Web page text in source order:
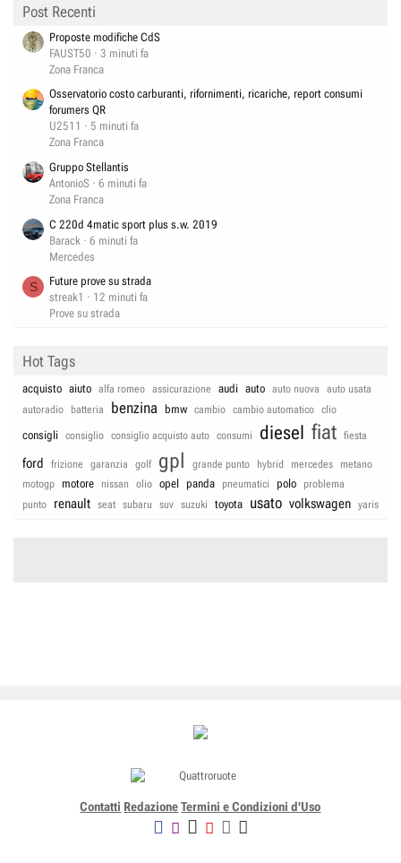
Post Recenti
Proposte modifiche CdS
FAUST50
3 minuti fa
Zona Franca
Osservatorio costo carburanti, rifornimenti, ricariche, report consumi
forumers QR
U2511
5 minuti fa
Zona Franca
Gruppo Stellantis
AntonioS
6 minuti fa
Zona Franca
C 220d 4matic sport plus s.w. 2019
Barack
6 minuti fa
Mercedes
S
Future prove su strada
streak1
12 minuti fa
Prove su strada
Hot Tags
acquisto aiuto alfa romeo assicurazione audi auto auto nuova
auto usata
autoradio
batteria benzina bmw cambio cambio automatico clio
consigli consiglio consiglio acquisto auto consumi diesel fiat fiesta
ford frizione garanzia golf gpl grande punto hybrid mercedes
metano
motogp
motore nissan olio opel panda pneumatici polo
problema
punto
renault seat subaru suv suzuki toyota usato volkswagen yaris
Contatti Redazione Termini e Condizioni d'Uso